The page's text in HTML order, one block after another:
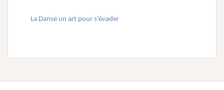
La Danse un art pour s’évader